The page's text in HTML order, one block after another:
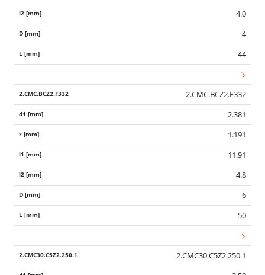
4.0
4
44
2.CMC.BCZ2.F332
2.381
1.191
11.91
4.8
6
50
2.CMC30.C5Z2.250.1